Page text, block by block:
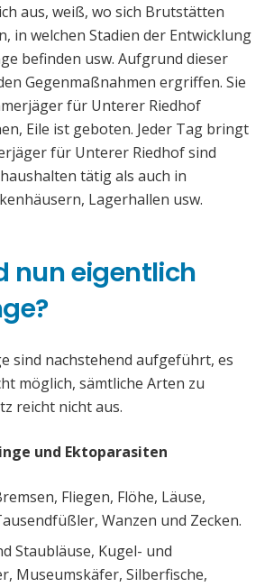
aus, weiß, wo sich Brutstätten
in welchen Stadien der Entwicklung
befinden usw. Aufgrund dieser
Gegenmaßnahmen ergriffen. Sie
für Unterer Riedhof
Eile ist geboten. Jeder Tag bringt
für Unterer Riedhof sind
tätig als auch in
Lagerhallen usw.
nun eigentlich
sind nachstehend aufgeführt, es
möglich, sämtliche Arten zu
reicht nicht aus.
und Ektoparasiten
Fliegen, Flöhe, Läuse,
Wanzen und Zecken.
Staubläuse, Kugel- und
Museumskäfer, Silberfische,